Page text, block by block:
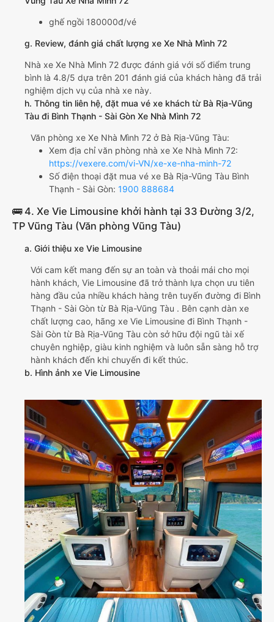
ghế ngồi 180000đ/vé
g. Review, đánh giá chất lượng xe Xe Nhà Mình 72
Nhà xe Xe Nhà Mình 72 được đánh giá với số điểm trung
bình là 4.8/5 dựa trên 201 đánh giá của khách hàng đã trải
nghiệm dịch vụ của nhà xe này.
h. Thông tin liên hệ, đặt mua vé xe khách từ Bà Rịa-Vũng
Tàu đi Bình Thạnh - Sài Gòn Xe Nhà Mình 72
Văn phòng xe Xe Nhà Mình 72 ở Bà Rịa-Vũng Tàu:
Xem địa chỉ văn phòng nhà xe Xe Nhà Mình 72:
https://vexere.com/vi-VN/xe-xe-nha-minh-72
Số điện thoại đặt mua vé xe Bà Rịa-Vũng Tàu Bình
Thạnh - Sài Gòn: 1900 888684
🚌 4. Xe Vie Limousine khởi hành tại 33 Đường 3/2,
TP Vũng Tàu (Văn phòng Vũng Tàu)
a. Giới thiệu xe Vie Limousine
Với cam kết mang đến sự an toàn và thoải mái cho mọi
hành khách, Vie Limousine đã trở thành lựa chọn ưu tiên
hàng đầu của nhiều khách hàng trên tuyến đường đi Bình
Thạnh - Sài Gòn từ Bà Rịa-Vũng Tàu . Bên cạnh dàn xe
chất lượng cao, hãng xe Vie Limousine đi Bình Thạnh -
Sài Gòn từ Bà Rịa-Vũng Tàu còn sở hữu đội ngũ tài xế
chuyên nghiệp, giàu kinh nghiệm và luôn sẵn sàng hỗ trợ
hành khách đến khi chuyến đi kết thúc.
b. Hình ảnh xe Vie Limousine